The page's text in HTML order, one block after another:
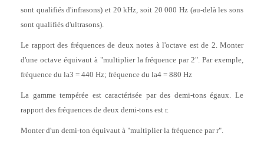
sont qualifiés d'infrasons) et 20 kHz, soit 20 000 Hz (au-delà les sons
sont qualifiés d'ultrasons).
Le rapport des fréquences de deux notes à l'octave est de 2. Monter
d'une octave équivaut à "multiplier la fréquence par 2". Par exemple,
fréquence du la3 = 440 Hz; fréquence du la4 = 880 Hz
La gamme tempérée est caractérisée par des demi-tons égaux. Le
rapport des fréquences de deux demi-tons est r.
Monter d'un demi-ton équivaut à "multiplier la fréquence par r".